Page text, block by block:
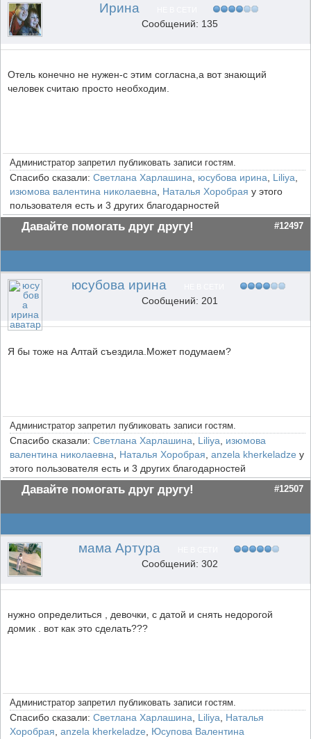
Ирина
Сообщений: 135
Отель конечно не нужен-с этим согласна,а вот знающий
человек считаю просто необходим.
Администратор запретил публиковать записи гостям.
Спасибо сказали: Светлана Харлашина юсубова ирина Liliya
изюмова валентина николаевна
Наталья Хоробрая у этого
пользователя есть и 3 других благодарностей
Давайте помогать друг другу! #12497
юсубова ирина
Сообщений: 201
Я бы тоже на Алтай съездила.Может подумаем?
Администратор запретил публиковать записи гостям.
Спасибо сказали: Светлана Харлашина Liliya
изюмова
валентина николаевна
Наталья Хоробрая anzela kherkeladze у
этого пользователя есть и 3 других благодарностей
Давайте помогать друг другу! #12507
мама Артура
Сообщений: 302
нужно определиться , девочки, с датой и снять недорогой
домик . вот как это сделать???
Администратор запретил публиковать записи гостям.
Спасибо сказали: Светлана Харлашина Liliya
Наталья
Хоробрая anzela kherkeladze
Юсупова Валентина